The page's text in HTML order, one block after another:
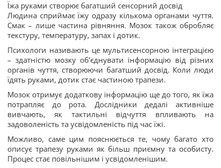
Їжа руками створює багатший сенсорний досвід
Людина сприймає їжу одразу кількома органами чуття.
Смак – лише частина рівняння. Мозок також обробляє
текстуру, температуру, запах і дотик.
Психологи називають це мультисенсорною інтеграцією
– здатністю мозку об’єднувати інформацію від різних
органів чуття, створюючи багатший досвід. Коли люди
їдять руками, дотик стає частиною трапези.
Мозок отримує додаткову інформацію ще до того, як їжа
потрапляє до рота. Дослідники дедалі активніше
вивчають, як тактильні відчуття впливають на
задоволеність та усвідомленість під час їжі.
Можливо, саме цим пояснюється те, чому багато хто
описує трапезу руками як більш приємну та особисту.
Процес стає повільнішим і усвідомленішим.